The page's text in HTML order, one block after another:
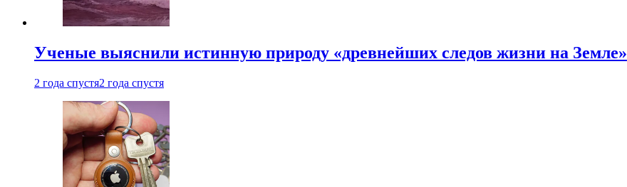
Ученые выяснили истинную природу «древнейших следов жизни на Земле»
2 года спустя2 года спустя